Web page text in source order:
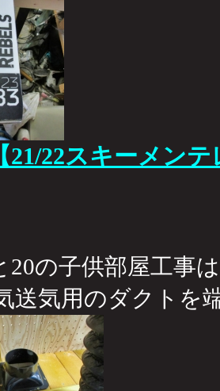
21/22スキーメンテ
20の子供部屋工事
送気用のダクトを